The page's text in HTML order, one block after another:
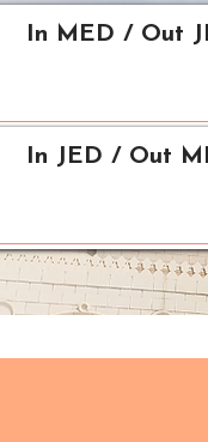
In MED / Out
In JED / Out